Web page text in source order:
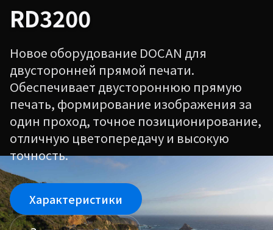
RD3200
Новое оборудование DOCAN для
двусторонней прямой печати.
Обеспечивает двустороннюю прямую
печать, формирование изображения за
один проход, точное позиционирование,
отличную цветопередачу и высокую
точность.
Характеристики